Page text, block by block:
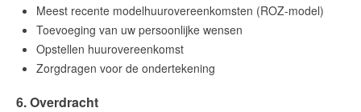
Meest recente modelhuurovereenkomsten (ROZ-model)
Toevoeging van uw persoonlijke wensen
Opstellen huurovereenkomst
Zorgdragen voor de ondertekening
6. Overdracht